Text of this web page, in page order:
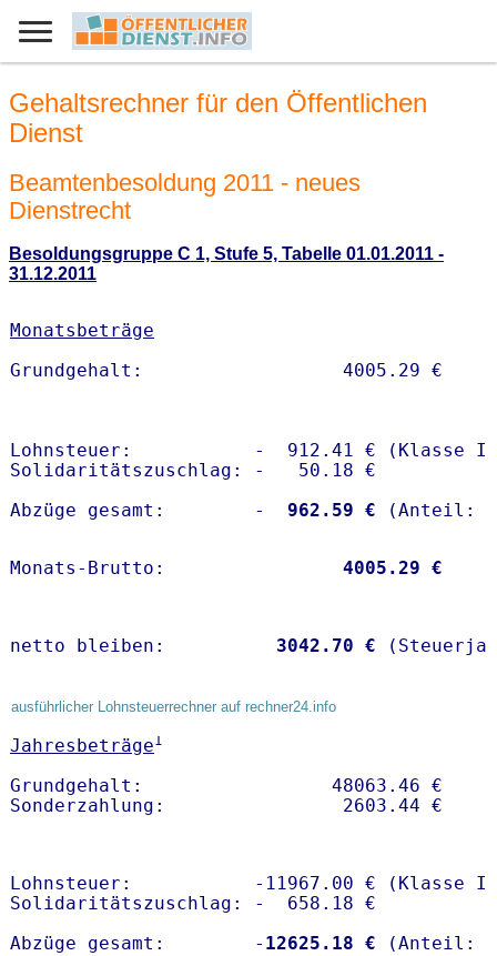
Gehaltsrechner für den Öffentlichen
Dienst
Beamtenbesoldung 2011 - neues
Dienstrecht
Besoldungsgruppe C 1, Stufe 5, Tabelle 01.01.2011 -
31.12.2011
Monatsbeträge
Lohnsteuer:           -  912.41 € (Klasse I)
Solidaritätszuschlag: -   50.18 €
Abzüge gesamt:        -
  962.59 €
Monats-Brutto: 4005.29 €
netto bleiben: 3042.70 €
ausführlicher Lohnsteuerrechner auf rechner24.info
Jahresbeträge1
Grundgehalt:                 48063.46 €
Lohnsteuer:           -11967.00 € (Klasse I)
Solidaritätszuschlag: -  658.18 €
Abzüge gesamt:        - 12625.18 €